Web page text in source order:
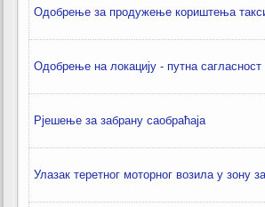
Одобрење за продужење кориштења
Одобрење на локацију - путна сагласност
Рјешење за забрану саобраћаја
Улазак теретног моторног возила у зону